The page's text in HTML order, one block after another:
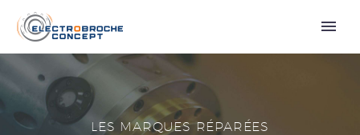
LES MARQUES RÉPARÉES